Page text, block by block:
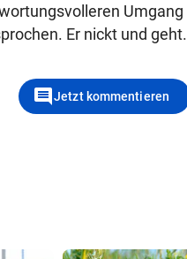
Umgang
Er nickt und geht.
commentJetzt kommentieren